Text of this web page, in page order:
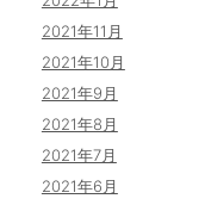
2021年11月
2021年10月
2021年9月
2021年8月
2021年7月
2021年6月